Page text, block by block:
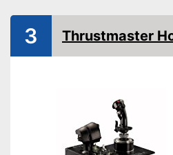
Maße
Amazon Lieferzeit
3 Thrustmaster